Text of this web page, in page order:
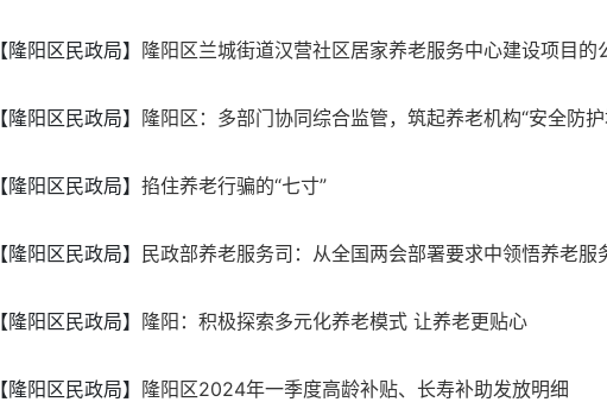
【隆阳区民政局】 隆阳区兰城街道汉营社区居家养老服务中心建设项目的
【隆阳区民政局】 隆阳区：多部门协同综合监管，筑起养老机构“安全防护
【隆阳区民政局】 掐住养老行骗的“七寸”
【隆阳区民政局】 民政部养老服务司：从全国两会部署要求中领悟养老服
【隆阳区民政局】 隆阳：积极探索多元化养老模式 让养老更贴心
【隆阳区民政局】 隆阳区2024年一季度高龄补贴、长寿补助发放明细